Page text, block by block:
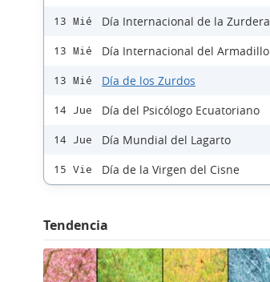
13 Mié Día Internacional de la Zurdera
13 Mié Día Internacional del Armadillo
13 Mié Día de los Zurdos
14 Jue Día del Psicólogo Ecuatoriano
14 Jue Día Mundial del Lagarto
15 Vie Día de la Virgen del Cisne
Tendencia